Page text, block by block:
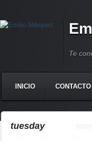
Te
INICIO CONTACTO
tuesday